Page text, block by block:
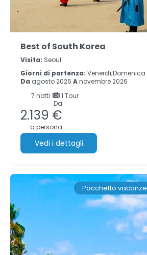
Best of South Korea
Visita: Seoul
Giorni di partenza: Venerdì;Domenica
Da agosto 2026 Anovembre 2026
7 notti
1 Tour
Da
2.139 €
a persona
Vedi i dettagli
Pacchetto vacanze